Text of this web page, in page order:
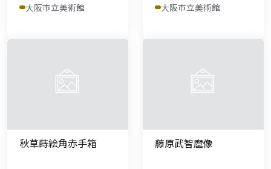
大阪市立美術館 大阪市立美術館
秋草蒔絵角赤手箱 藤原武智麿像